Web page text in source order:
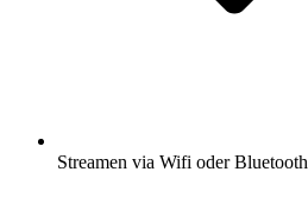
Streamen via Wifi oder Bluetooth